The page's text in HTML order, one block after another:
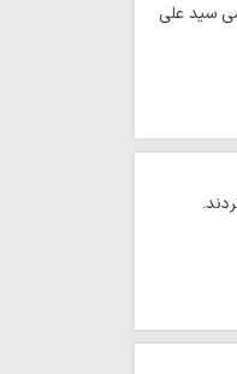
سید علی